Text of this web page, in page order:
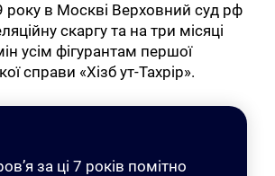
року в Москві Верховний суд рф
скаргу та на три місяці
усім фігурантам першої
справи «Хізб ут-Тахрір».
за ці 7 років помітно